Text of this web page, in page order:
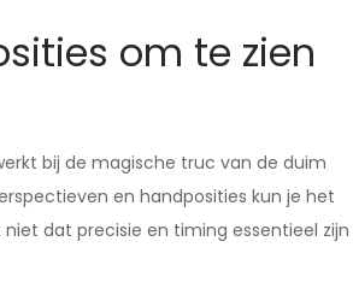
om te zien
bij de magische truc van de duim
en handposities kun je het
dat precisie en timing essentieel zijn